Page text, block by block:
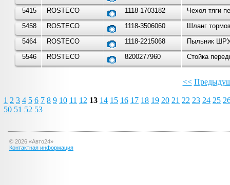
5415
ROSTECO 1118-1703182
Чехол тяги
5458
ROSTECO 1118-3506060
Шланг
5464
ROSTECO 1118-2215068
Пыльник
5546
ROSTECO 8200277960 Стойка
<<
1 2 3 4 5 6 7 8 9 10 11 12 13 14 15 16 17 18 19 20 21 22 23 24 25
50 51 52 53
© 2026 «Авто24»
Контактная информация